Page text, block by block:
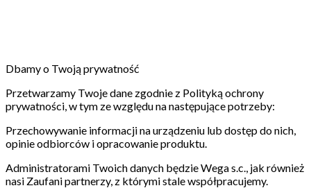
Dbamy o Twoją prywatność
Przetwarzamy Twoje dane zgodnie z Polityką ochrony
prywatności, w tym ze względu na następujące potrzeby:
Przechowywanie informacji na urządzeniu lub dostęp do nich,
opinie odbiorców i opracowanie produktu.
Administratorami Twoich danych będzie Wega s.c., jak również
nasi Zaufani partnerzy, z którymi stale współpracujemy.